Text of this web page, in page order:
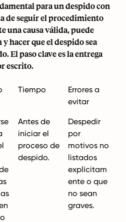
para un despido con
de seguir el procedimiento
una causa válida, puede
hacer que el despido sea
El paso clave es la entrega
escrito.
Tiempo
Errores a
evitar
Antes de
iniciar el
proceso de
despido.
Despedir
por
motivos no
listados
explícitam
ente o que
no sean
graves.